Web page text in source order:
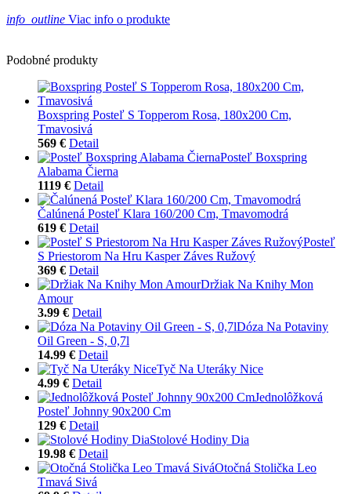
info_outline Viac info o produkte
Podobné produkty
Boxspring Posteľ S Topperom Rosa, 180x200 Cm,
Tmavosivá
569 € Detail
Posteľ Boxspring
Alabama Čierna
1119 € Detail
Čalúnená Posteľ Klara 160/200 Cm, Tmavomodrá
619 € Detail
Posteľ
S Priestorom Na Hru Kasper Záves Ružový
369 € Detail
Držiak Na Knihy Mon
Amour
3.99 € Detail
Dóza Na Potaviny
Oil Green - S, 0,7l
14.99 € Detail
Tyč Na Uteráky Nice
4.99 € Detail
Jednolôžková
Posteľ Johnny 90x200 Cm
129 € Detail
Stolové Hodiny Dia
19.98 € Detail
Otočná Stolička Leo
Tmavá Sivá